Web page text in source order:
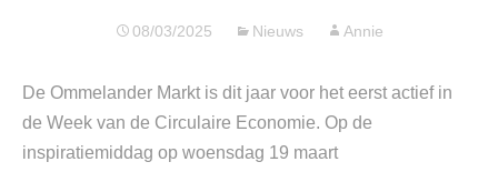
08/03/2025 Nieuws Annie
De Ommelander Markt is dit jaar voor het eerst actief in
de Week van de Circulaire Economie. Op de
inspiratiemiddag op woensdag 19 maart